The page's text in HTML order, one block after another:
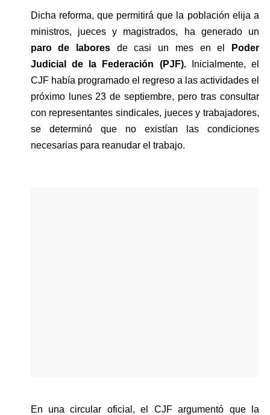
Dicha reforma, que permitirá que la población elija a
paro de labores de casi un mes en el
Poder
Judicial de la Federación (PJF).
Inicialmente, el
CJF había programado el regreso a las actividades el
próximo lunes 23 de septiembre, pero tras consultar
con representantes sindicales, jueces y trabajadores,
se determinó que no existían las condiciones
necesarias para reanudar el trabajo.
En una circular oficial, el CJF argumentó que la